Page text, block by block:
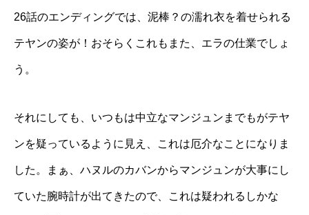
26話のエンディングでは、泥棒？の濡れ衣を着せられる
テヤンの姿が！おそらくこれもまた、エラの仕業でしょ
う。
それにしても、いつもは中立なマンジュンまでもがテヤ
ンを疑っているように見え、これは厄介なことになりま
した。まぁ、ハヌルのカバンからマンジュンが大事にし
ていた腕時計が出てきたので、これは疑われるしかな